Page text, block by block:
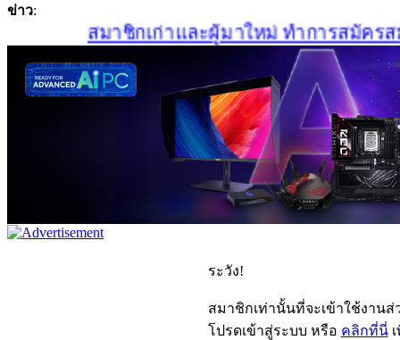
ข่าว:
สมาชิกเก่าและผู้มาใหม่ ทำการสมัครส
ระวัง!
สมาชิกเท่านั้นที่จะเข้าใช้งานส่
โปรดเข้าสู่ระบบ หรือ คลิกที่นี่เ